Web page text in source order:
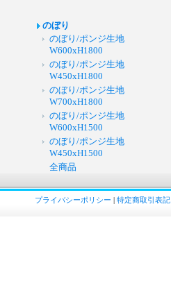
のぼり
のぼり/ポンジ生地
W600xH1800
のぼり/ポンジ生地
W450xH1800
のぼり/ポンジ生地
W700xH1800
のぼり/ポンジ生地
W600xH1500
のぼり/ポンジ生地
W450xH1500
全商品
プライバシーポリシー | 特定商取引表記